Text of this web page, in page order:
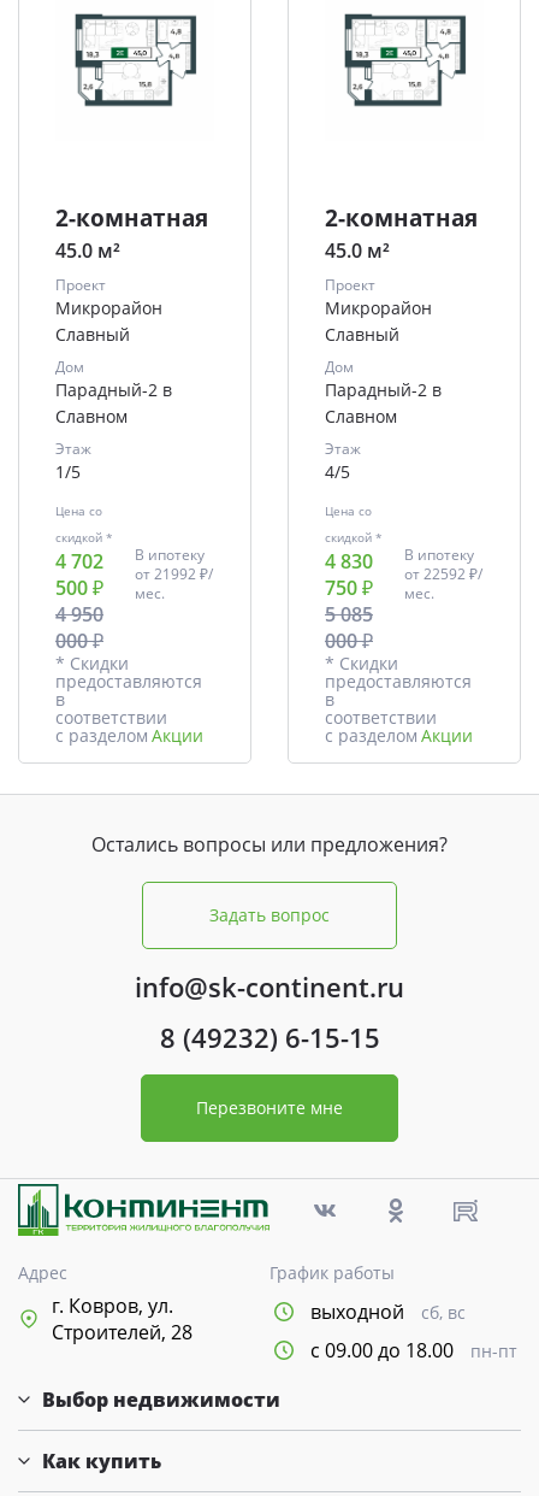
2-комнатная
45.0 м²
Проект
Микрорайон
Славный
Дом
Парадный-2 в
Славном
Этаж
1/5
Цена со
скидкой *
4 702
500 ₽
4 950
000 ₽
В ипотеку
от21992 ₽/
мес.
* Скидки
предоставляются
в
соответствии
с разделом Акции
2-комнатная
45.0 м²
Проект
Микрорайон
Славный
Дом
Парадный-2 в
Славном
Этаж
4/5
Цена со
скидкой *
4 830
750 ₽
5 085
000 ₽
В ипотеку
от22592 ₽/
мес.
* Скидки
предоставляются
в
соответствии
с разделом Акции
Остались вопросы или предложения?
Задать вопрос
info@sk-continent.ru
8 (49232) 6-15-15
Перезвоните мне
Адрес
г. Ковров, ул.
Строителей, 28
График работы
выходной сб, вс
с 09.00 до 18.00 пн-пт
Выбор недвижимости
Как купить